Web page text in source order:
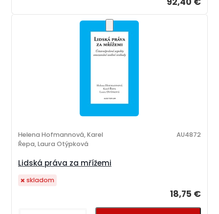
Lidská práva za mřížemi
Helena Hofmannová, Karel
Řepa, Laura Otýpková
AU4872
18,75 €
skladom